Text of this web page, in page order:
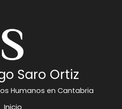
Saro Ortiz
Humanos en Cantabria
Inicio